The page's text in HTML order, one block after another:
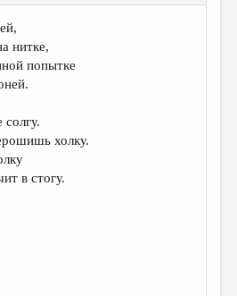
нитке,
попытке
холку.
в стогу.